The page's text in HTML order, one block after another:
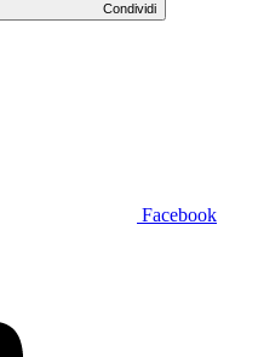
Condividi
Facebook